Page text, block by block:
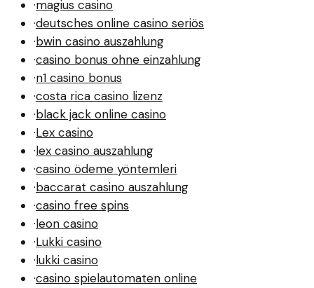
·magius casino
·deutsches online casino seriös
·bwin casino auszahlung
·casino bonus ohne einzahlung
·n1 casino bonus
·costa rica casino lizenz
·black jack online casino
·Lex casino
·lex casino auszahlung
·casino ödeme yöntemleri
·baccarat casino auszahlung
·casino free spins
·leon casino
·Lukki casino
·lukki casino
·casino spielautomaten online